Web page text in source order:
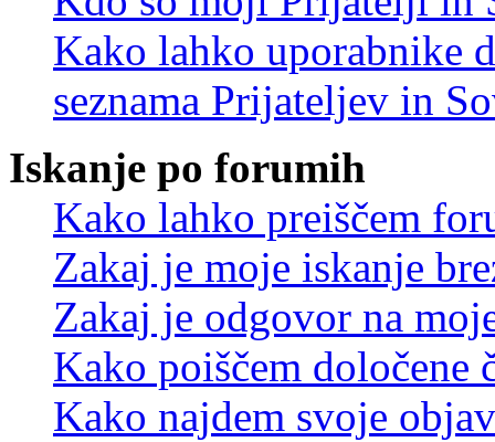
Kako lahko uporabnike
seznama Prijateljev in
Iskanje po forumih
Kako lahko preiščem
Zakaj je moje iskanje
Zakaj je odgovor na
Kako poiščem določene
Kako najdem svoje